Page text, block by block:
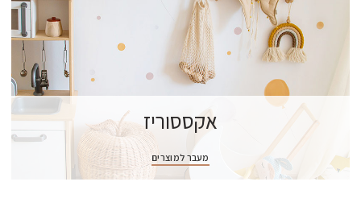
אקססוריז
מעבר למוצרים